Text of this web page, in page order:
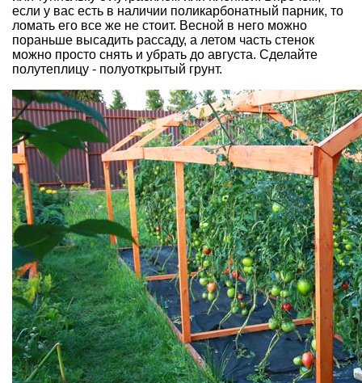
если у вас есть в наличии поликарбонатный парник, то
ломать его все же не стоит. Весной в него можно
пораньше высадить рассаду, а летом часть стенок
можно просто снять и убрать до августа. Сделайте
полутеплицу - полуоткрытый грунт.